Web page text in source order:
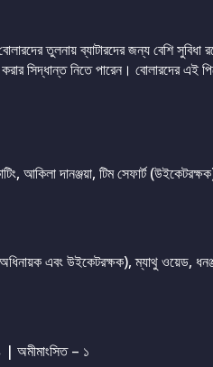
তুলনায় ব্যাটারদের জন্য বেশি
সিদ্ধান্ত নিতে পারেন। বোলারদের এই
আকিলা দানঞ্জয়া, টিম সেফার্ট
এবং উইকেটরক্ষক), ম্যাথু ওয়েড,
| অমীমাংসিত – ১